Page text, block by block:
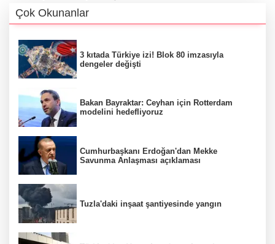
Çok Okunanlar
3 kıtada Türkiye izi! Blok 80 imzasıyla
dengeler değişti
Bakan Bayraktar: Ceyhan için Rotterdam
modelini hedefliyoruz
Cumhurbaşkanı Erdoğan'dan Mekke
Savunma Anlaşması açıklaması
Tuzla'daki inşaat şantiyesinde yangın